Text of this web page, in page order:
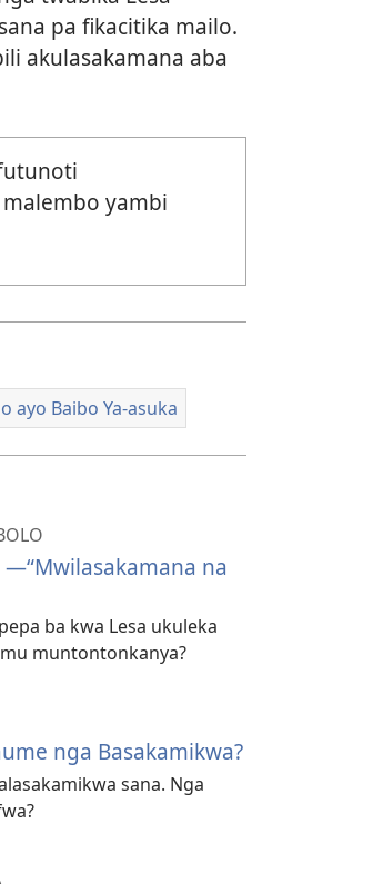
pa fikacitika mailo.
akulasakamana aba
yambi
ayo Baibo Ya-asuka
na
ba kwa Lesa ukuleka
muntontonkanya?
nga Basakamikwa?
sana. Nga